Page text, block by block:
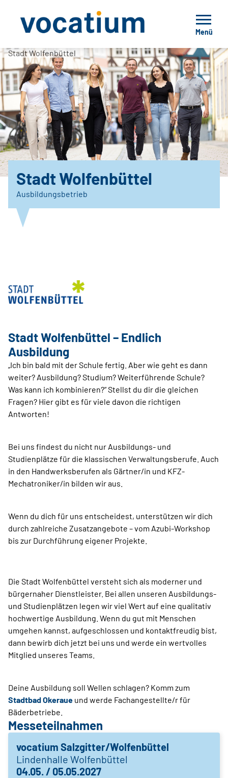
Menü
Stadt Wolfenbüttel
Stadt Wolfenbüttel
Ausbildungsbetrieb
Stadt Wolfenbüttel – Endlich
Ausbildung
„Ich bin bald mit der Schule fertig. Aber wie geht es dann
weiter? Ausbildung? Studium? Weiterführende Schule?
Was kann ich kombinieren?“ Stellst du dir die gleichen
Fragen? Hier gibt es für viele davon die richtigen
Antworten!
Bei uns findest du nicht nur Ausbildungs- und
Studienplätze für die klassischen Verwaltungsberufe. Auch
in den Handwerksberufen als Gärtner/in und KFZ-
Mechatroniker/in bilden wir aus.
Wenn du dich für uns entscheidest, unterstützen wir dich
durch zahlreiche Zusatzangebote – vom Azubi-Workshop
bis zur Durchführung eigener Projekte.
Die Stadt Wolfenbüttel versteht sich als moderner und
bürgernaher Dienstleister. Bei allen unseren Ausbildungs-
und Studienplätzen legen wir viel Wert auf eine qualitativ
hochwertige Ausbildung. Wenn du gut mit Menschen
umgehen kannst, aufgeschlossen und kontaktfreudig bist,
dann bewirb dich jetzt bei uns und werde ein wertvolles
Mitglied unseres Teams.
Deine Ausbildung soll Wellen schlagen? Komm zum
Stadtbad Okeraue und werde Fachangestellte/r für
Bäderbetriebe.
Messeteilnahmen
vocatium Salzgitter/Wolfenbüttel
Lindenhalle Wolfenbüttel
04.05. / 05.05.2027